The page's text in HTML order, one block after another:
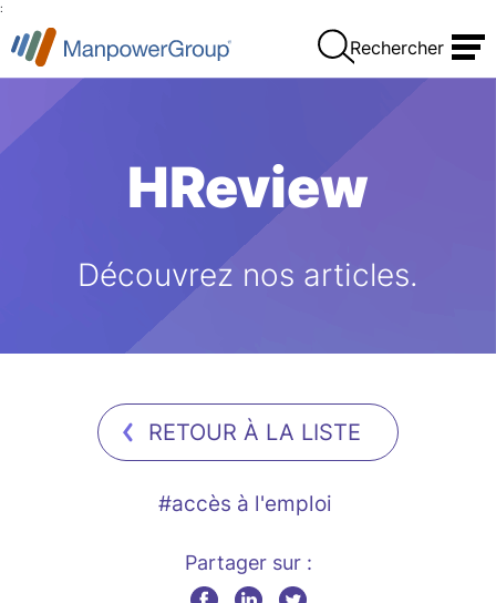
:
Rechercher
HReview
Découvrez nos articles.
RETOUR À LA LISTE
#accès à l'emploi
Partager sur :